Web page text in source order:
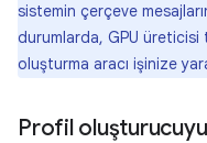
sistemin çerçeve
durumlarda, GPU
oluşturma aracı işinize
Profil